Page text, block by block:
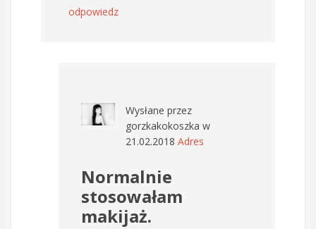
odpowiedz
Wysłane przez
gorzkakokoszka w
21.02.2018 Adres
Normalnie
stosowałam
makijaż.